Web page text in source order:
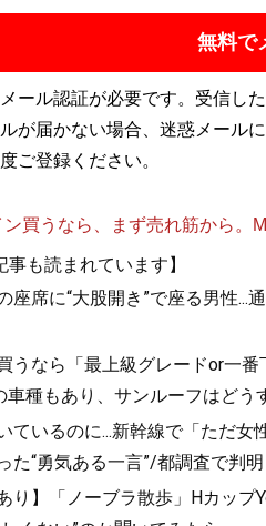
無料
ール認証が必要です。受信し
が届かない場合、迷惑メール
ご登録ください。
買うなら、まず売れ筋から。
事も読まれています】
座席に“大股開き”で座る男性...
うなら「最上級グレードor一番
車種もあり、サンルーフはどう
ているのに...新幹線で「ただ女
た“勇気ある一言”/都調査で判
り】「ノーブラ散歩」Hカップ